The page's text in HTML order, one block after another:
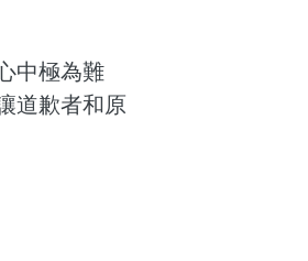
中極為難
道歉者和原